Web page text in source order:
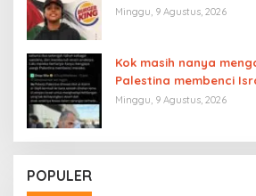
dipecat akibat
Minggu, 9 Agustus, 2026
Kok masih nanya
Palestina membenci
Minggu, 9 Agustus, 2026
POPULER